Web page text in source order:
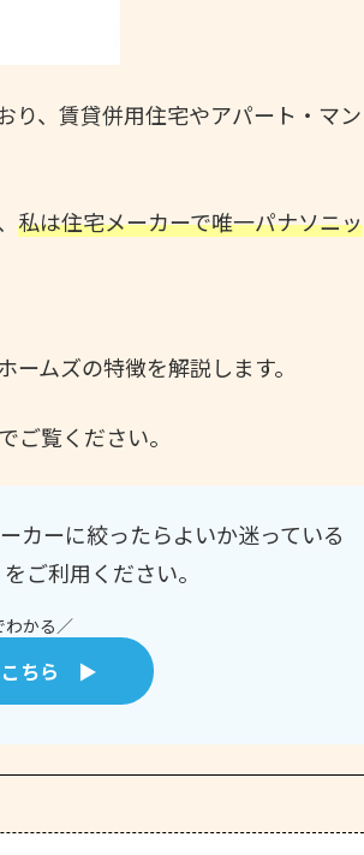
り、賃貸併用住宅やアパート・マン
私は住宅メーカーで唯一パナソニッ
ムズの特徴を解説します。
ご覧ください。
カーに絞ったらよいか迷っている
ご利用ください。
わかる／
こちら ▶